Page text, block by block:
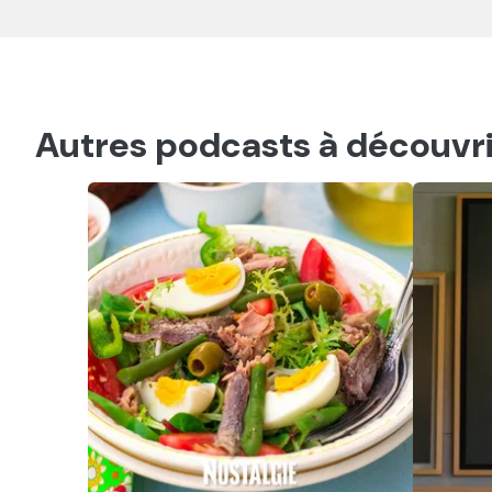
Autres podcasts à